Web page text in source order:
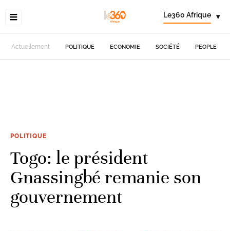
Le360 Afrique ▾
Actuellement POLITIQUE ECONOMIE SOCIÉTÉ PEOPLE
POLITIQUE
Togo: le président
Gnassingbé remanie son
gouvernement